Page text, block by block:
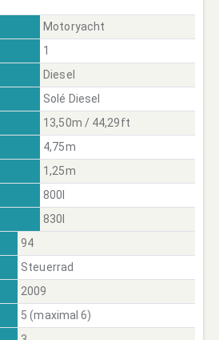
Motoryacht
1
Diesel
Solé Diesel
13,50m / 44,29ft
4,75m
1,25m
800l
830l
94
Steuerrad
2009
5 (maximal 6)